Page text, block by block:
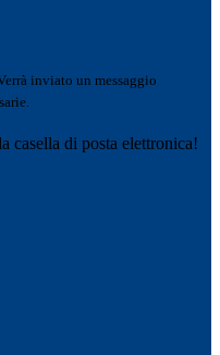
inviato un messaggio
casella di posta elettronica!